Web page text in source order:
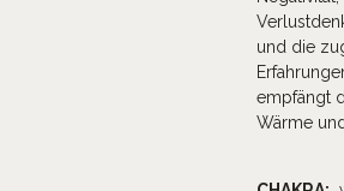
und die
empfängt
Wärme